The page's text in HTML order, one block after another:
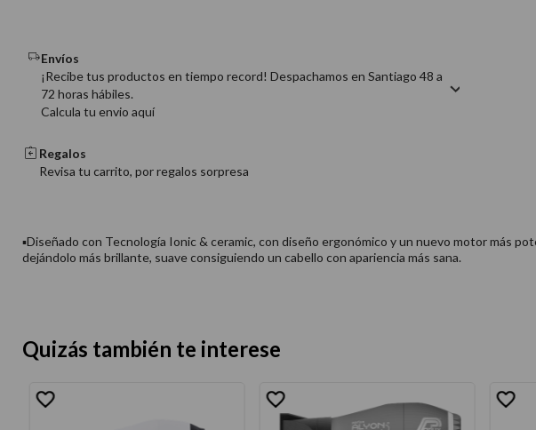
Envíos
¡Recibe tus productos en tiempo record! Despachamos en Santiago 48 a
72 horas hábiles.
Calcula tu envio aquí
Regalos
Revisa tu carrito, por regalos sorpresa
▪Diseñado con Tecnología Ionic & ceramic, con diseño ergonómico y un nuevo motor más
dejándolo más brillante, suave consiguiendo un cabello con apariencia más sana.
Quizás también te interese